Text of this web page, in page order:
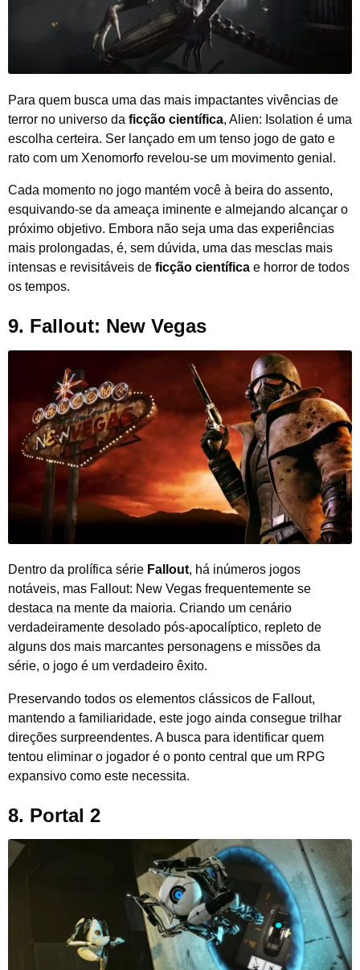
Para quem busca uma das mais impactantes vivências de
terror no universo da ficção científica, Alien: Isolation é uma
escolha certeira. Ser lançado em um tenso jogo de gato e
rato com um Xenomorfo revelou-se um movimento genial.
Cada momento no jogo mantém você à beira do assento,
esquivando-se da ameaça iminente e almejando alcançar o
próximo objetivo. Embora não seja uma das experiências
mais prolongadas, é, sem dúvida, uma das mesclas mais
intensas e revisitáveis de ficção científica e horror de todos
os tempos.
9. Fallout: New Vegas
Dentro da prolífica série Fallout, há inúmeros jogos
notáveis, mas Fallout: New Vegas frequentemente se
destaca na mente da maioria. Criando um cenário
verdadeiramente desolado pós-apocalíptico, repleto de
alguns dos mais marcantes personagens e missões da
série, o jogo é um verdadeiro êxito.
Preservando todos os elementos clássicos de Fallout,
mantendo a familiaridade, este jogo ainda consegue trilhar
direções surpreendentes. A busca para identificar quem
tentou eliminar o jogador é o ponto central que um RPG
expansivo como este necessita.
8. Portal 2